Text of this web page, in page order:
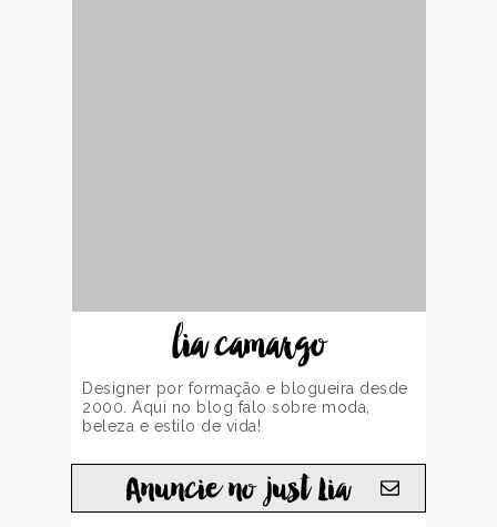
lia camargo
Designer por formação e blogueira desde
2000. Aqui no blog falo sobre moda,
beleza e estilo de vida!
Anuncie no just Lia